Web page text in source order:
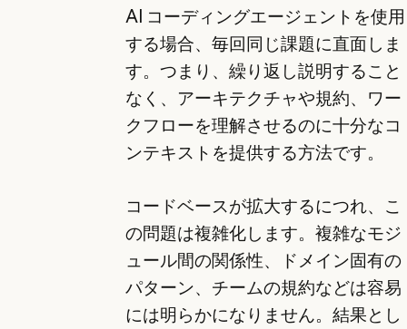
AI コーディングエージェントを使用
する場合、毎回同じ課題に直面しま
す。つまり、繰り返し説明すること
なく、アーキテクチャや規約、ワー
クフローを理解させるのに十分なコ
ンテキストを提供する方法です。
コードベースが拡大するにつれ、こ
の問題は複雑化します。複雑なモジ
ュール間の関係性、ドメイン固有の
パターン、チームの規約などは容易
には明らかになりません。結果とし